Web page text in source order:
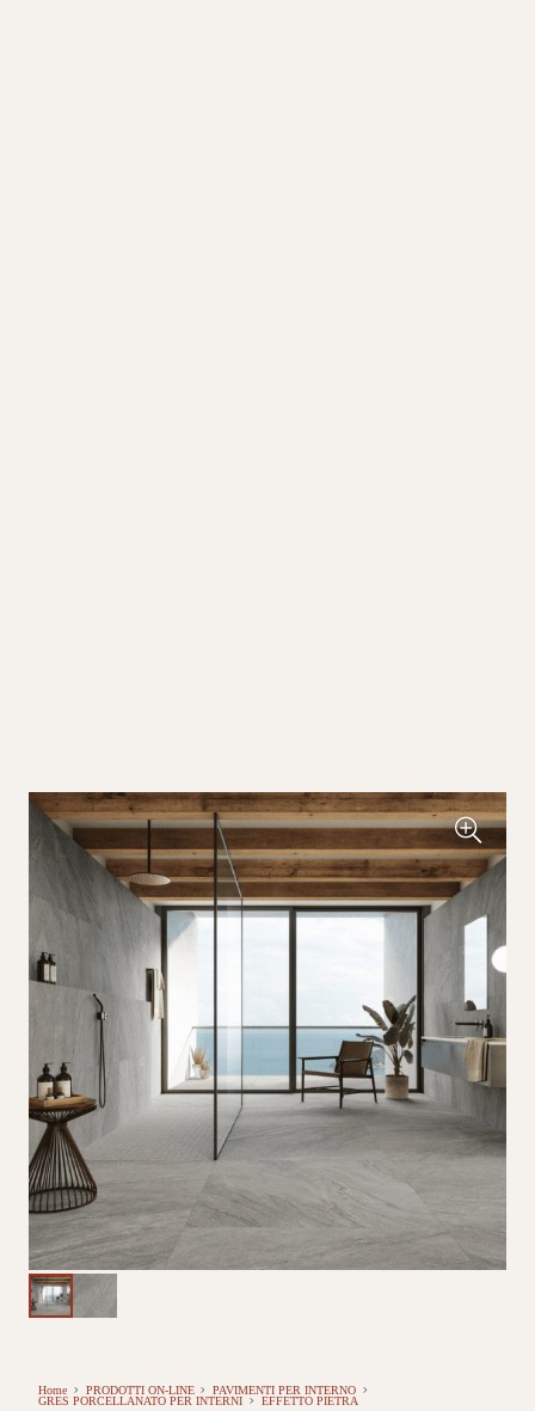
Home PRODOTTI ON-LINE
PAVIMENTI PER INTERNO
GRES PORCELLANATO PER INTERNI
EFFETTO PIETRA